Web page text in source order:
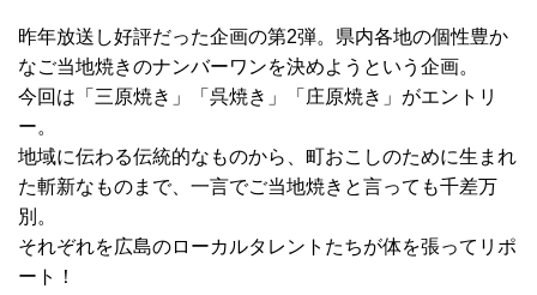
昨年放送し好評だった企画の第2弾。県内各地の個性豊か
なご当地焼きのナンバーワンを決めようという企画。
今回は「三原焼き」「呉焼き」「庄原焼き」がエントリ
ー。
地域に伝わる伝統的なものから、町おこしのために生まれ
た斬新なものまで、一言でご当地焼きと言っても千差万
別。
それぞれを広島のローカルタレントたちが体を張ってリポ
ート！